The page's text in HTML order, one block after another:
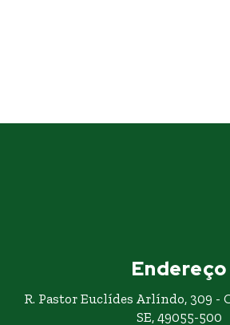
Endereço
R. Pastor Euclídes Arlíndo, 309 -
SE, 49055-500